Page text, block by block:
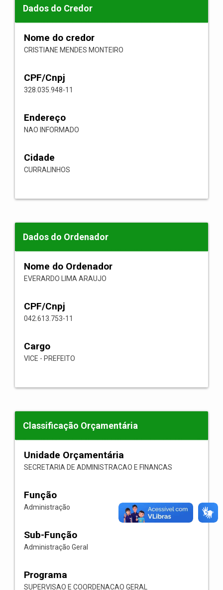
Dados do Credor
Nome do credor
CRISTIANE MENDES MONTEIRO
CPF/Cnpj
328.035.948-11
Endereço
NAO INFORMADO
Cidade
CURRALINHOS
Dados do Ordenador
Nome do Ordenador
EVERARDO LIMA ARAUJO
CPF/Cnpj
042.613.753-11
Cargo
VICE - PREFEITO
Classificação Orçamentária
Unidade Orçamentária
SECRETARIA DE ADMINISTRACAO E FINANCAS
Função
Administração
Sub-Função
Administração Geral
Programa
SUPERVISAO E COORDENACAO GERAL